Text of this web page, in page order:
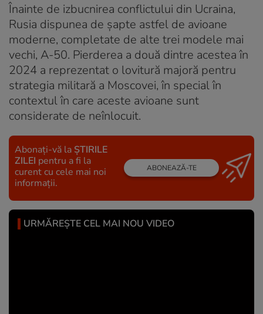
Înainte de izbucnirea conflictului din Ucraina,
Rusia dispunea de șapte astfel de avioane
moderne, completate de alte trei modele mai
vechi, A-50. Pierderea a două dintre acestea în
2024 a reprezentat o lovitură majoră pentru
strategia militară a Moscovei, în special în
contextul în care aceste avioane sunt
considerate de neînlocuit.
Abonați-vă la ȘTIRILE
ZILEI pentru a fi la
curent cu cele mai noi
informații.
ABONEAZĂ-TE
URMĂREȘTE CEL MAI NOU VIDEO